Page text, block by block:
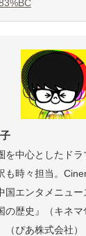
を中心としたド
も時々担当。
国エンタメニュ
の歴史』（キネ
（ぴあ株式会社